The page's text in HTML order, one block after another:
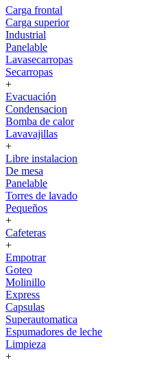
Carga frontal
Carga superior
Industrial
Panelable
Lavasecarropas
Secarropas
+
Evacuación
Condensacion
Bomba de calor
Lavavajillas
+
Libre instalacion
De mesa
Panelable
Torres de lavado
Pequeños
+
Cafeteras
+
Empotrar
Goteo
Molinillo
Express
Capsulas
Superautomatica
Espumadores de leche
Limpieza
+